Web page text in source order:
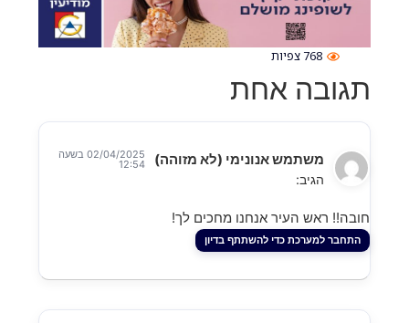
אחת
משתמש אנונימי (לא מזוהה) 02/04/2025 בשעה
12:54
ראש העיר אנחנו מחכים לך!
למערכת כדי להשתתף בדיון